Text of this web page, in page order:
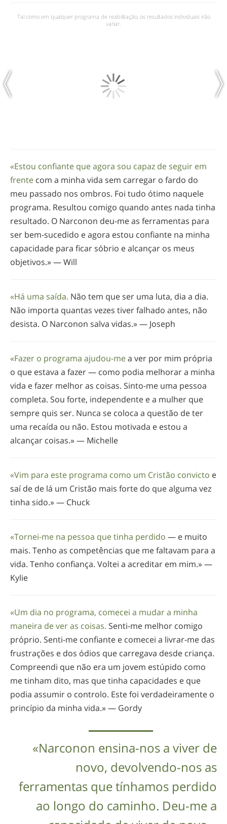
Tal como em qualquer programa de reabilitação, os resultados individuais irão
variar.
«Estou confiante que agora sou capaz de seguir em
frente com a minha vida sem carregar o fardo do
meu passado nos ombros. Foi tudo ótimo naquele
programa. Resultou comigo quando antes nada tinha
resultado. O Narconon deu-meas ferramentas para
ser bem-sucedido e agora estou confiante na minha
capacidade para ficar sóbrio e alcançar os meus
objetivos.» — Will
«Há uma saída. Não tem que ser uma luta, dia a dia.
Não importa quantas vezes tiver falhado antes, não
desista. O Narconon salva vidas.» — Joseph
«Fazer o programa ajudou-mea ver por mim própria
o que estava a fazer — como podia melhorar a minha
vida e fazer melhor as coisas. Sinto-me uma pessoa
completa. Sou forte, independente e a mulher que
sempre quis ser. Nunca se coloca a questão de ter
uma recaída ou não. Estou motivada e estou a
alcançar coisas.» — Michelle
«Vim para este programa como um Cristão convicto e
saí de de lá um Cristão mais forte do que alguma vez
tinha sido.» — Chuck
«Tornei-me na pessoa que tinha perdido — e muito
mais. Tenho as competências que me faltavam para a
vida. Tenho confiança. Voltei a acreditar em mim.» —
Kylie
«Um dia no programa, comecei a mudar a minha
maneira de ver as coisas. Senti-me melhor comigo
próprio. Senti-me confiante e comecei a livrar-me das
frustrações e dos ódios que carregava desde criança.
Compreendi que não era um jovem estúpido como
me tinham dito, mas que tinha capacidades e que
podia assumir o controlo. Este foi verdadeiramente o
princípio da minha vida.» — Gordy
«Narconon ensina-nos a viver de
novo, devolvendo-nos as
ferramentas que tínhamos perdido
ao longo do caminho. Deu-me a